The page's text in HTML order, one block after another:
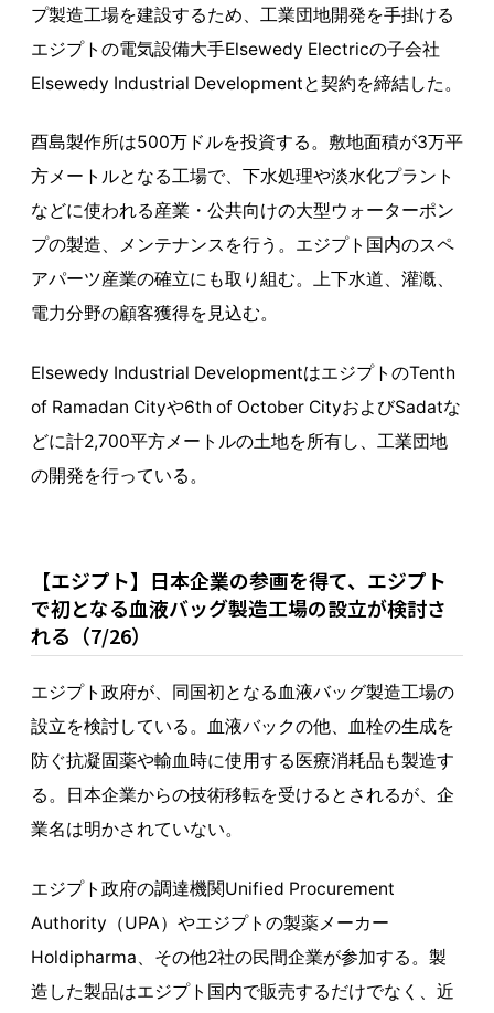
プ製造工場を建設するため、工業団地開発を手掛ける
エジプトの電気設備大手Elsewedy Electricの子会社
Elsewedy Industrial Developmentと契約を締結した。
酉島製作所は500万ドルを投資する。敷地面積が3万平
方メートルとなる工場で、下水処理や淡水化プラント
などに使われる産業・公共向けの大型ウォーターポン
プの製造、メンテナンスを行う。エジプト国内のスペ
アパーツ産業の確立にも取り組む。上下水道、灌漑、
電力分野の顧客獲得を見込む。
Elsewedy Industrial DevelopmentはエジプトのTenth
of Ramadan Cityや6th of October CityおよびSadatな
どに計2,700平方メートルの土地を所有し、工業団地
の開発を行っている。
【エジプト】日本企業の参画を得て、エジプト
で初となる血液バッグ製造工場の設立が検討さ
れる（7/26）
エジプト政府が、同国初となる血液バッグ製造工場の
設立を検討している。血液バックの他、血栓の生成を
防ぐ抗凝固薬や輸血時に使用する医療消耗品も製造す
る。日本企業からの技術移転を受けるとされるが、企
業名は明かされていない。
エジプト政府の調達機関Unified Procurement
Authority（UPA）やエジプトの製薬メーカー
Holdipharma、その他2社の民間企業が参加する。製
造した製品はエジプト国内で販売するだけでなく、近